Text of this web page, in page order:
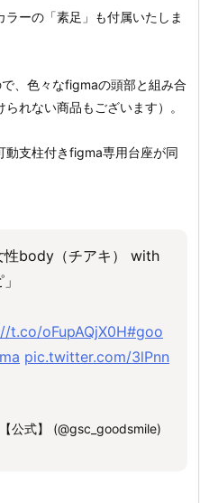
ラーの「素足」も付属いたしま
、色々なfigmaの頭部と組み合
れない商品もございます）。
動支柱付きfigma専用台座が同
性body（チアキ） with
t.co/oFupAQjX0H#goo
pic.twitter.com/3lPnn
公式】 (@gsc_goodsmile)